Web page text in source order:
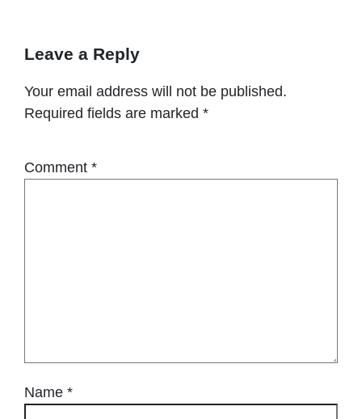
Leave a Reply
Your email address will not be published.
Required fields are marked *
Comment *
Name *